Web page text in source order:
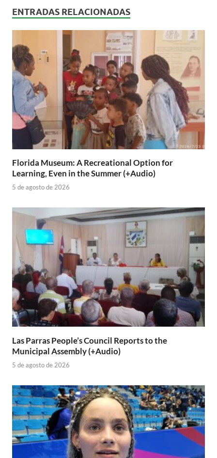
ENTRADAS RELACIONADAS
Florida Museum: A Recreational Option for
Learning, Even in the Summer (+Audio)
5 de agosto de 2026
Las Parras People’s Council Reports to the
Municipal Assembly (+Audio)
5 de agosto de 2026